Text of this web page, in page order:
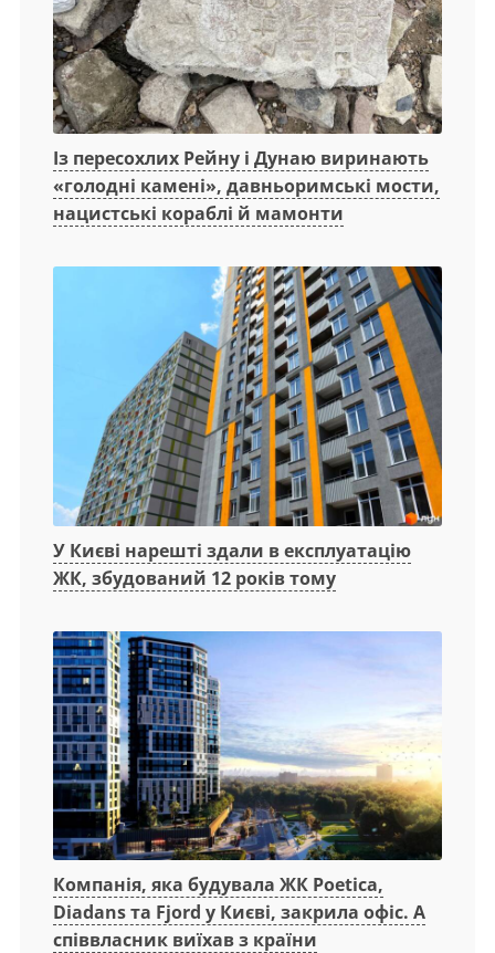
Із пересохлих Рейну і Дунаю виринають
«голодні камені», давньоримські мости,
нацистські кораблі й мамонти
У Києві нарешті здали в експлуатацію
ЖК, збудований 12 років тому
Компанія, яка будувала ЖК Poetica,
Diadans та Fjord у Києві, закрила офіс. А
співвласник виїхав з країни